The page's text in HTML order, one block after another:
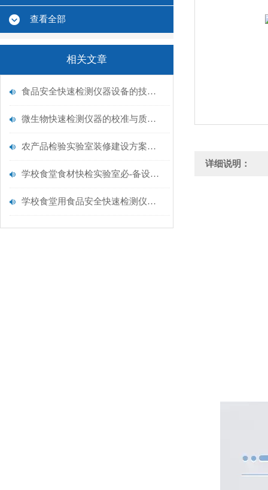
查看全部
相关文章
食品安全快速检测仪器设备的技术演进与应用场景
微生物快速检测仪器的校准与质控：保证结果准确性的黄金法则
农产品检验实验室装修建设方案仪器配置清单@云唐仪器
学校食堂食材快检实验室必-备设备清单【云唐仪器推荐】
学校食堂用食品安全快速检测仪器【行业推荐】云唐食品安全检测仪
详细说明：